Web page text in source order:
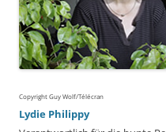
Copyright Guy Wolf/Télécran
Lydie Philippy